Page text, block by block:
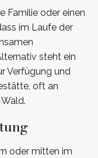
Familie oder einen
im Laufe der
steht ein
Verfügung und
oft an
oder mitten im